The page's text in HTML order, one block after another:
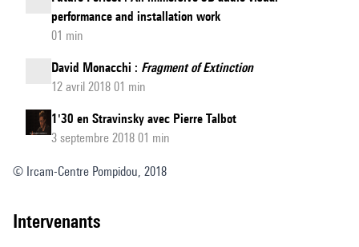
performance and installation work
01 min
David Monacchi : Fragment of Extinction
12 avril 2018 01 min
1'30 en Stravinsky avec Pierre Talbot
3 septembre 2018 01 min
© Ircam-Centre Pompidou, 2018
intervenants